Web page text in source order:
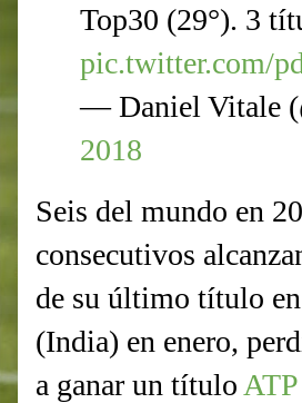
Top30 (29°). 3
pic.twitter.com/
— Daniel Vitale
2018
Seis del mundo en
consecutivos
de su último título en
(India) en enero,
a ganar un título ATP